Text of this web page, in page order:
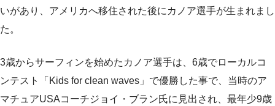
いがあり、アメリカへ移住された後にカノア選手が生まれまし
た。
3歳からサーフィンを始めたカノア選手は、6歳でローカルコ
ンテスト「Kids for clean waves」で優勝した事で、当時のア
マチュアUSAコーチジョイ・ブラン氏に見出され、最年少9歳